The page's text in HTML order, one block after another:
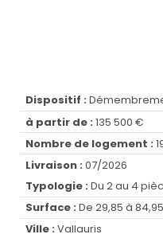
Dispositif :
à partir de : 135 500 €
Nombre de logement :
Livraison : 07/2026
Typologie : Du 2 au 4
Surface : De 29,85 à
Ville : Vallauris